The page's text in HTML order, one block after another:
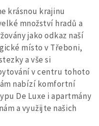
krásnou krajinu
množství hradů a
jako odkaz naší
místo v Třeboni,
a vše si
v centru tohoto
nabízí komfortní
De Luxe i apartmány
a využijte našich